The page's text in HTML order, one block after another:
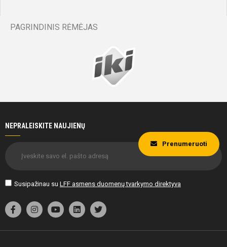
PAGRINDINIS RĖMĖJAS
NEPRALEISKITE NAUJIENŲ
Susipažinau su LFF asmens duomenų tvarkymo direktyva
Prenumeruoti